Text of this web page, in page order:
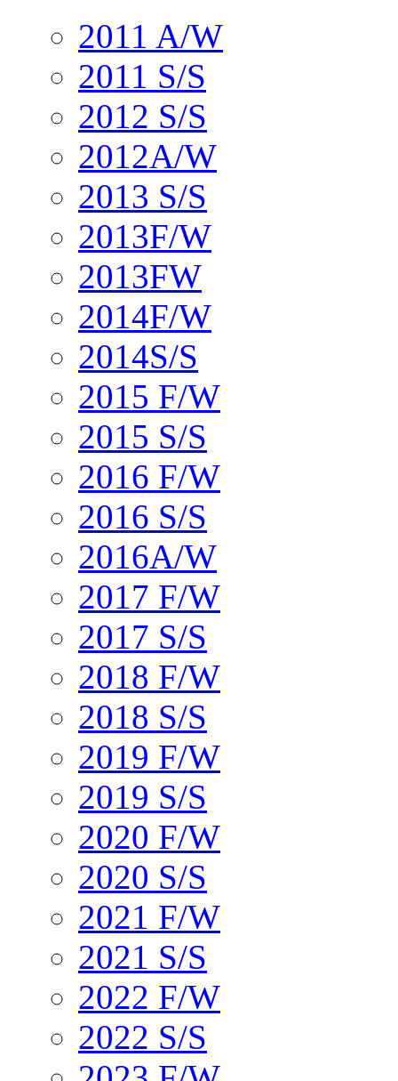
2011 A/W
2011 S/S
2012 S/S
2012A/W
2013 S/S
2013F/W
2013FW
2014F/W
2014S/S
2015 F/W
2015 S/S
2016 F/W
2016 S/S
2016A/W
2017 F/W
2017 S/S
2018 F/W
2018 S/S
2019 F/W
2019 S/S
2020 F/W
2020 S/S
2021 F/W
2021 S/S
2022 F/W
2022 S/S